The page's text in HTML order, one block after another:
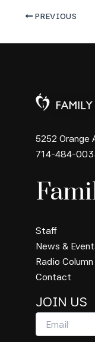
PREVIOUS
5252 Orange
714-484-
Staff
News &
Radio Column
Contact
JOIN US